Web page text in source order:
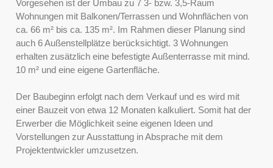
Vorgesehen ist der Umbau zu 7 3- bzw. 3,5-Raum
Wohnungen mit Balkonen/Terrassen und Wohnflächen von
ca. 66 m² bis ca. 135 m². Im Rahmen dieser Planung sind
auch 6 Außenstellplätze berücksichtigt. 3 Wohnungen
erhalten zusätzlich eine befestigte Außenterrasse mit mind.
10 m² und eine eigene Gartenfläche.
Der Baubeginn erfolgt nach dem Verkauf und es wird mit
einer Bauzeit von etwa 12 Monaten kalkuliert. Somit hat der
Erwerber die Möglichkeit seine eigenen Ideen und
Vorstellungen zur Ausstattung in Absprache mit dem
Projektentwickler umzusetzen.